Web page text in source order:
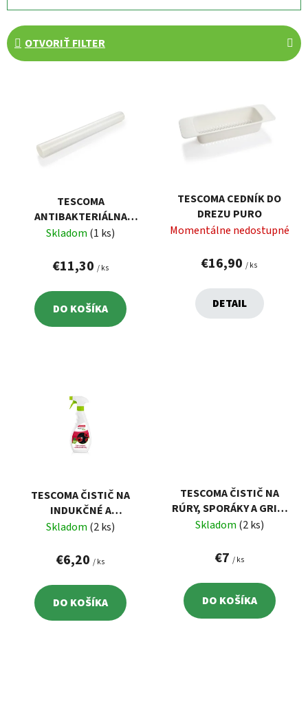
d
e
n OTVORIŤ FILTER
TESCOMA
ANTIBAKTERIÁLNA
PODLOŽKA DO
150 X 50 CM
Skladom (1 ks)
€11,30 / ks
DO KOŠÍKA
TESCOMA CEDNÍK DO
DREZU PURO
Momentálne nedostupné
€16,90 / ks
DETAIL
TESCOMA ČISTIČ NA
INDUKČNÉ A
SKLOKERAMICKÉ DOSKY
VERA
Skladom (2 ks)
€6,20 / ks
DO KOŠÍKA
TESCOMA ČISTIČ NA
RÚRY, SPORÁKY A GRILY
PROFIMATE 500 ML,
Skladom (2 ks)
€7 / ks
DO KOŠÍKA